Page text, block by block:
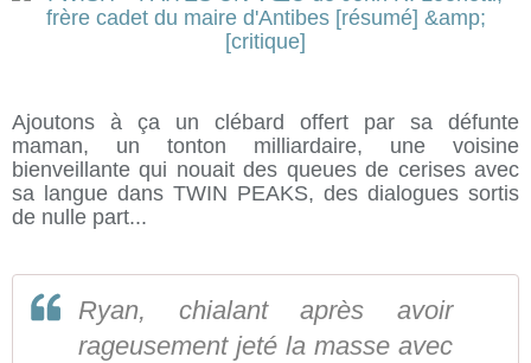
Ajoutons à ça un clébard offert par sa défunte
maman, un tonton milliardaire, une voisine
bienveillante qui nouait des queues de cerises avec
sa langue dans TWIN PEAKS, des dialogues sortis
de nulle part...
Ryan, chialant après avoir
rageusement jeté la masse avec